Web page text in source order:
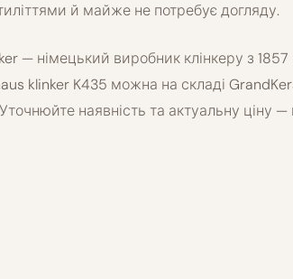
й майже не потребує догляду.
— німецький виробник клінкеру з 1857
klinker K435 можна на складі
Уточнюйте наявність та актуальну ціну